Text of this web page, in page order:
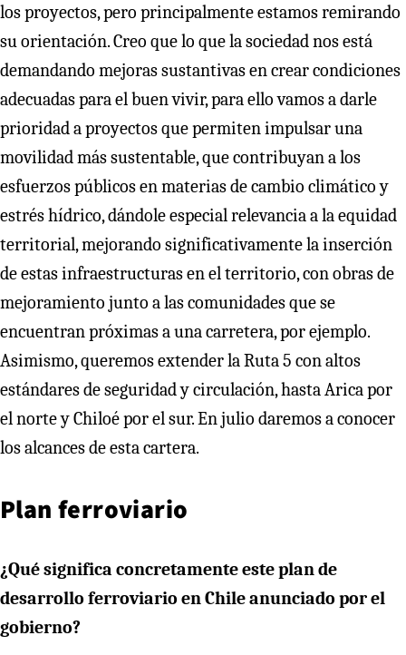
los proyectos, pero principalmente estamos remirando
su orientación. Creo que lo que la sociedad nos está
demandando mejoras sustantivas en crear condiciones
adecuadas para el buen vivir, para ello vamos a darle
prioridad a proyectos que permiten impulsar una
movilidad más sustentable, que contribuyan a los
esfuerzos públicos en materias de cambio climático y
estrés hídrico, dándole especial relevancia a la equidad
territorial, mejorando significativamente la inserción
de estas infraestructuras en el territorio, con obras de
mejoramiento junto a las comunidades que se
encuentran próximas a una carretera, por ejemplo.
Asimismo, queremos extender la Ruta 5 con altos
estándares de seguridad y circulación, hasta Arica por
el norte y Chiloé por el sur. En julio daremos a conocer
los alcances de esta cartera.
Plan ferroviario
¿Qué significa concretamente este plan de
desarrollo ferroviario en Chile anunciado por el
gobierno?